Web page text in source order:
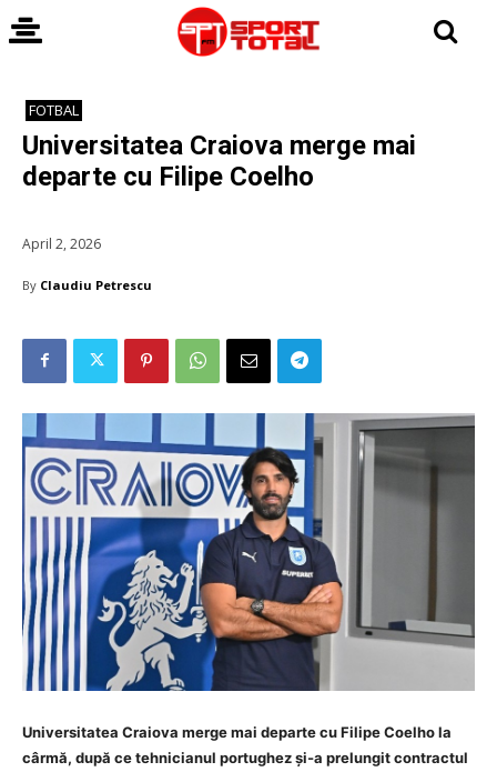
FOTBAL
Universitatea Craiova merge mai
departe cu Filipe Coelho
April 2, 2026
By Claudiu Petrescu
Universitatea Craiova merge mai departe cu Filipe Coelho la
cârmă, după ce tehnicianul portughez și‑a prelungit contractul